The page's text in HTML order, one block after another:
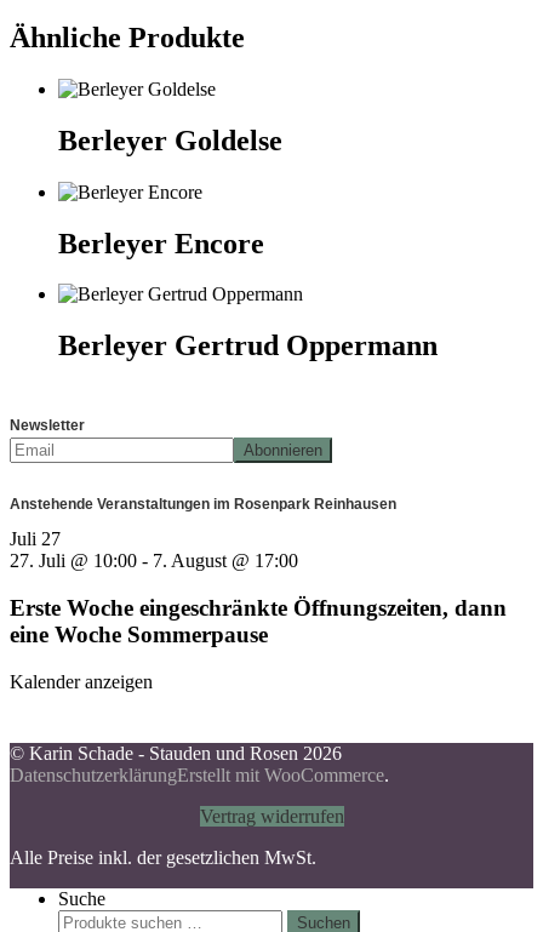
Ähnliche Produkte
Berleyer Goldelse
Berleyer Encore
Berleyer Gertrud Oppermann
Newsletter
Anstehende Veranstaltungen im Rosenpark Reinhausen
Juli 27
27. Juli @ 10:00 - 7. August @ 17:00
Erste Woche eingeschränkte Öffnungszeiten, dann
eine Woche Sommerpause
Kalender anzeigen
© Karin Schade - Stauden und Rosen 2026
DatenschutzerklärungErstellt mit WooCommerce.
Vertrag widerrufen
Alle Preise inkl. der gesetzlichen MwSt.
Suche
Suchen
Suchen